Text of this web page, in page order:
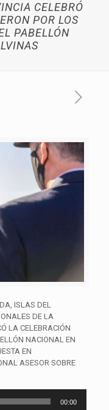
CELEBRÓ
POR LOS
PABELLÓN
ISLAS DEL
DE LA
LA CELEBRACIÓN
NACIONAL EN
EN
ASESOR SOBRE
00:00